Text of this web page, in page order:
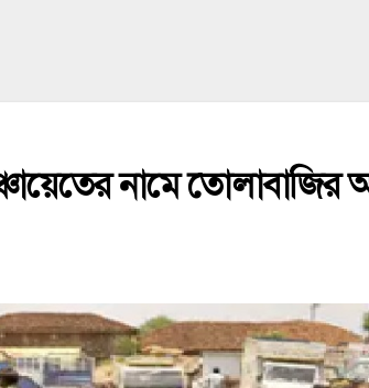
নামে